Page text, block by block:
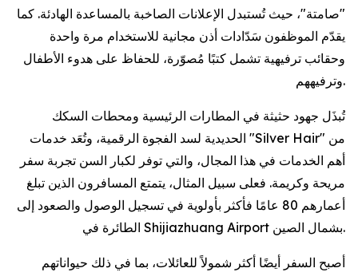
"صامتة"، حيث تُستبدل الإعلانات الصاخبة بالمساعدة الهادئة. كما
يقدّم الموظفون سَدّادات أذن مجانية للاستخدام مرة واحدة
وحقائب ترفيهية تشمل كتبًا مُصوّرة، للحفاظ على هدوء الأطفال
وترفيههم.
تُبذَل جهود حثيثة في المطارات الرئيسية ومحطات السكك
الحديدية لسد الفجوة الرقمية، وتُعَد خدمات "Silver Hair" من
أهم الخدمات في هذا المجال، والتي توفر لكبار السن تجربة سفر
مريحة وكريمة. فعلى سبيل المثال، يتمتع المسافرون الذين تبلغ
أعمارهم 80 عامًا فأكثر بأولوية في تسجيل الوصول والصعود إلى
الطائرة في Shijiazhuang Airport بشمال الصين.
أصبح السفر أيضًا أكثر شمولاً للعائلات، بما في ذلك حيواناتهم